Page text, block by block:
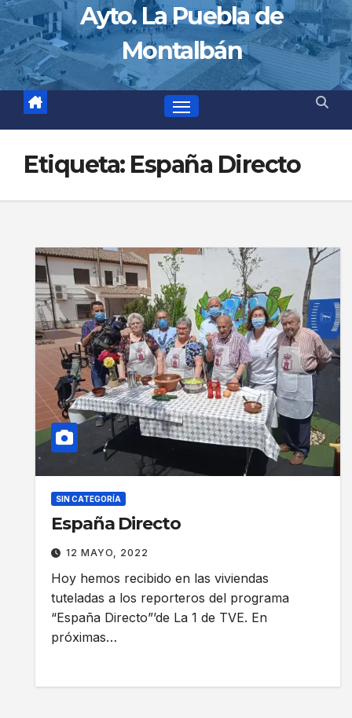
Ayto. La Puebla de
Montalbán
Etiqueta: España Directo
SIN CATEGORÍA
España Directo
12 MAYO, 2022
Hoy hemos recibido en las viviendas
tuteladas a los reporteros del programa
“España Directo”’de La 1 de TVE. En
próximas…